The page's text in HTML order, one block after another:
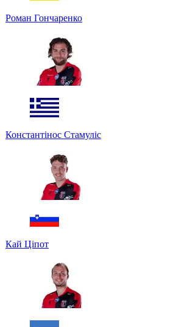
Роман Гончаренко
Константінос Стамуліс
Кай Ціпот